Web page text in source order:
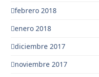
febrero 2018
enero 2018
diciembre 2017
noviembre 2017